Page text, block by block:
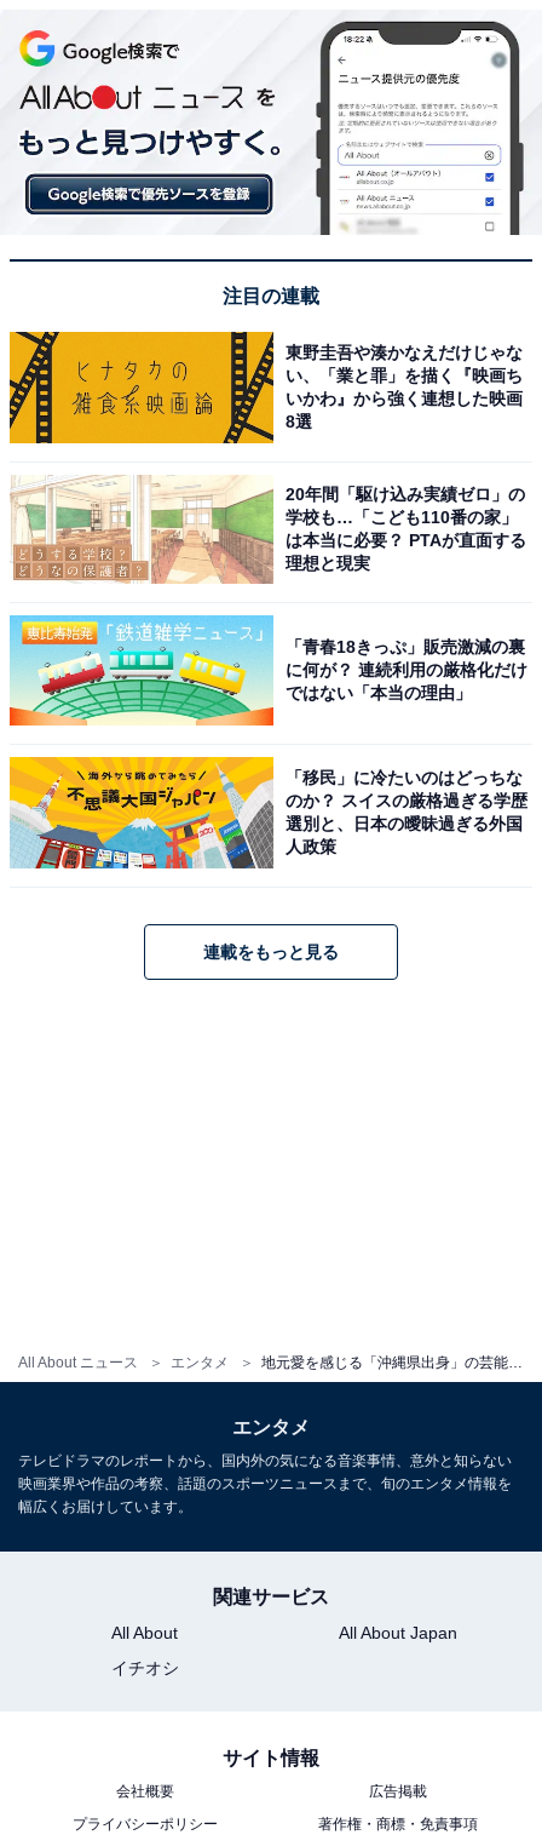
All About ニュース エンタメ
元WBA世界ライトフライ級（当時国内ではジュニアフラ
イ級）チャンピオン。「100年に1人の天才」というキャ
ッチフレーズにふさわしく24戦23勝という圧倒的な強さ
を誇り、13度防衛は日本人男子の世界王座防衛記録で、
いまだに破られていません。引退後もタレントとして、
独特なキャラクターで人気を博しています。
しているイメージがあるため（20代女性／東京都）」
「喋り方など愛を感じる（40代男性／埼玉県）」「ロケ
番組やバラエティなどで、沖縄の魅力をたくさん語られ
沖縄出身だから。年配になっても、言葉遣いを標準語に
変えないから（30代女性／広島県）」といったコメント
が集まりました。
※回答者からのコメントは原文ママです
＞10位までの全ランキング結果を見る
【おすすめ記事】
・
「沖縄県出身」の好きな芸能人ランキング！ 2位「仲間
1 2
注目の連載
東野圭吾や湊かなえだけじゃな
い、「業と罪」を描く『映画ち
いかわ』から強く連想した映画
8選
20年間「駆け込み実績ゼロ」の
学校も…「こども110番の家」
は本当に必要？ PTAが直面する
理想と現実
「青春18きっぷ」販売激減の裏
に何が？ 連続利用の厳格化だけ
ではない「本当の理由」
「移民」に冷たいのはどっちな
のか？ スイスの厳格過ぎる学歴
選別と、日本の曖昧過ぎる外国
人政策
連載をもっと見る
エンタメ
テレビドラマのレポートから、国内外の気になる音楽事情、意外と知らない
映画業界や作品の考察、話題のスポーツニュースまで、旬のエンタメ情報を
幅広くお届けしています。
関連サービス
All About
All About Japan
イチオシ
サイト情報
会社概要
広告掲載
プライバシーポリシー
著作権・商標・免責事項